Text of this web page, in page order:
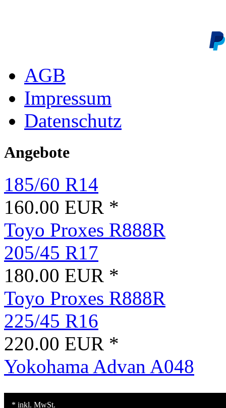
AGB
Impressum
Datenschutz
Angebote
185/60 R14
160.00 EUR *
Toyo Proxes R888R
205/45 R17
180.00 EUR *
Toyo Proxes R888R
225/45 R16
220.00 EUR *
Yokohama Advan A048
* inkl. MwSt.